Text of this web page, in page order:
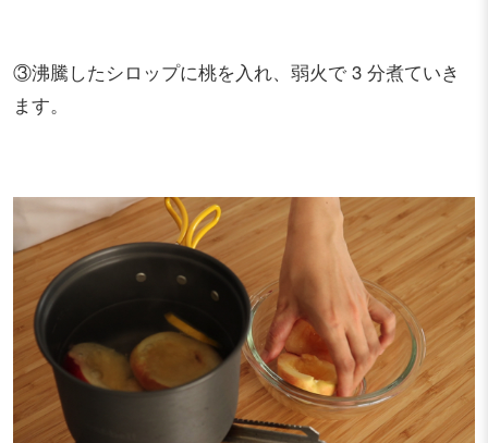
③沸騰したシロップに桃を入れ、弱火で 3 分煮ていき
ます。